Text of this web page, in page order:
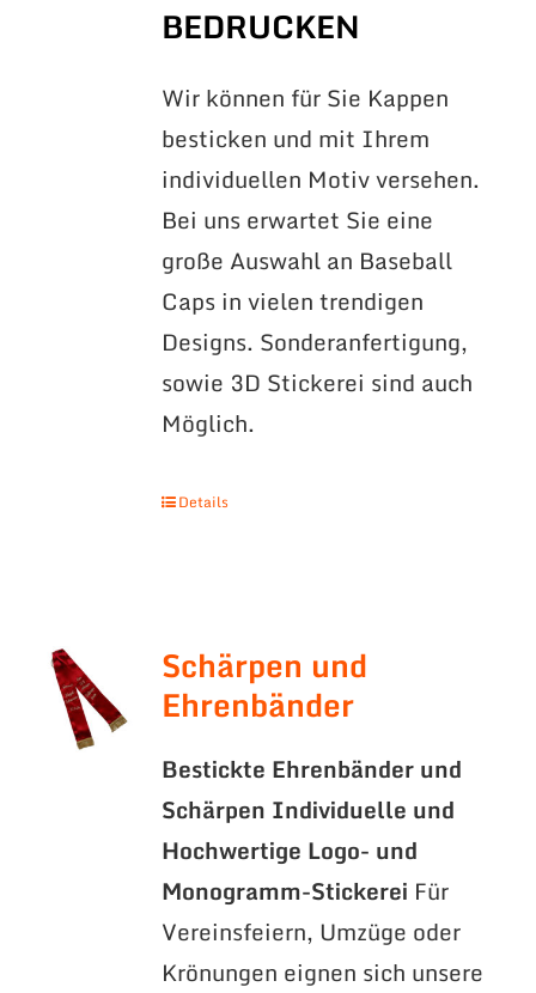
BEDRUCKEN
Wir können für Sie Kappen
besticken und mit Ihrem
individuellen Motiv versehen.
Bei uns erwartet Sie eine
große Auswahl an Baseball
Caps in vielen trendigen
Designs. Sonderanfertigung,
sowie 3D Stickerei sind auch
Möglich.
Details
Schärpen und
Ehrenbänder
Bestickte Ehrenbänder und
Schärpen Individuelle und
Hochwertige Logo- und
Monogramm-Stickerei Für
Vereinsfeiern, Umzüge oder
Krönungen eignen sich unsere